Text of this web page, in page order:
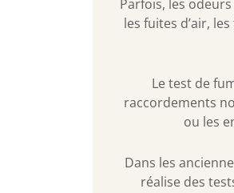
Parfois, les
les fuites d’air,
Le test de
raccordements
ou les
Dans les
réalise des